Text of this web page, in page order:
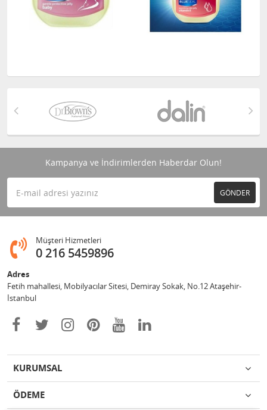
Kampanya ve İndirimlerden Haberdar Olun!
GÖNDER
Müşteri Hizmetleri
0 216 5459896
Adres
Fetih mahallesi, Mobilyacılar Sitesi, Demiray Sokak, No.12 Ataşehir-
İstanbul
KURUMSAL
ÖDEME